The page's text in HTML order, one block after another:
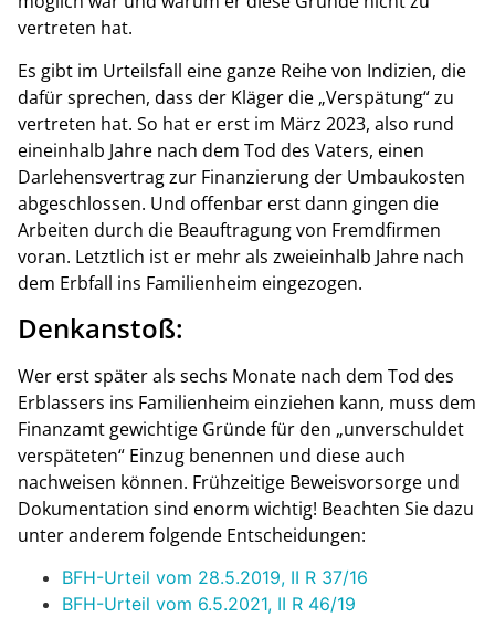
vertreten hat.
Es gibt im Urteilsfall eine ganze Reihe von Indizien, die
dafür sprechen, dass der Kläger die „Verspätung“ zu
vertreten hat. So hat er erst im März 2023, also rund
eineinhalb Jahre nach dem Tod des Vaters, einen
Darlehensvertrag zur Finanzierung der Umbaukosten
abgeschlossen. Und offenbar erst dann gingen die
Arbeiten durch die Beauftragung von Fremdfirmen
voran. Letztlich ist er mehr als zweieinhalb Jahre nach
dem Erbfall ins Familienheim eingezogen.
Denkanstoß:
Wer erst später als sechs Monate nach dem Tod des
Erblassers ins Familienheim einziehen kann, muss dem
Finanzamt gewichtige Gründe für den „unverschuldet
verspäteten“ Einzug benennen und diese auch
nachweisen können. Frühzeitige Beweisvorsorge und
Dokumentation sind enorm wichtig! Beachten Sie dazu
unter anderem folgende Entscheidungen:
BFH-Urteil vom 28.5.2019, II R 37/16
BFH-Urteil vom 6.5.2021, II R 46/19